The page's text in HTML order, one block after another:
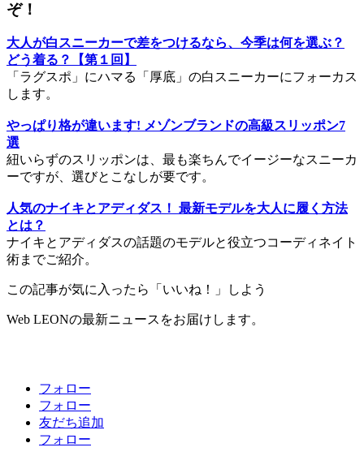
ぞ！
大人が白スニーカーで差をつけるなら、今季は何を選ぶ？
どう着る？【第１回】
「ラグスポ」にハマる「厚底」の白スニーカーにフォーカス
します。
やっぱり格が違います! メゾンブランドの高級スリッポン7
選
紐いらずのスリッポンは、最も楽ちんでイージーなスニーカ
ーですが、選びとこなしが要です。
人気のナイキとアディダス！ 最新モデルを大人に履く方法
とは？
ナイキとアディダスの話題のモデルと役立つコーディネイト
術までご紹介。
この記事が気に入ったら「いいね！」しよう
Web LEONの最新ニュースをお届けします。
フォロー
フォロー
友だち追加
フォロー